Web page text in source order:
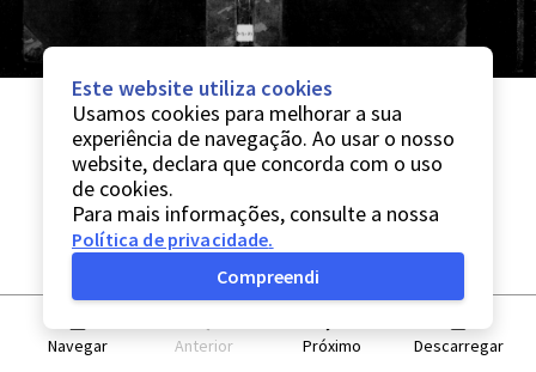
Navegar Anterior Próximo Descarregar
Este website utiliza cookies
Usamos cookies para melhorar a sua
experiência de navegação. Ao usar o nosso
website, declara que concorda com o uso
de cookies.
Para mais informações, consulte a nossa
Política de privacidade.
Compreendi